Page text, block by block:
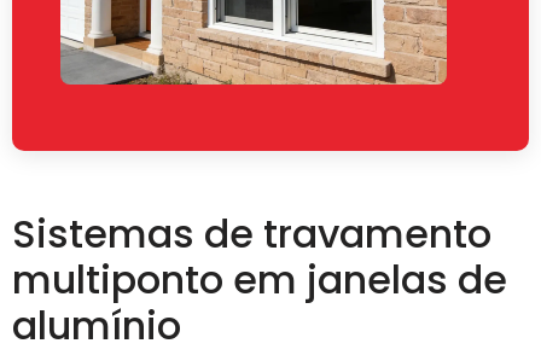
Sistemas de travamento
multiponto em janelas de
alumínio